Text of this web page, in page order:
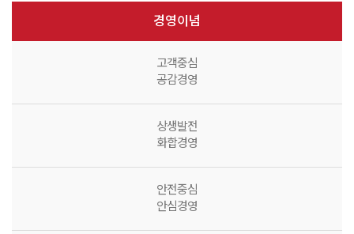
경영이념
고객중심
공감경영
상생발전
화합경영
안전중심
안심경영